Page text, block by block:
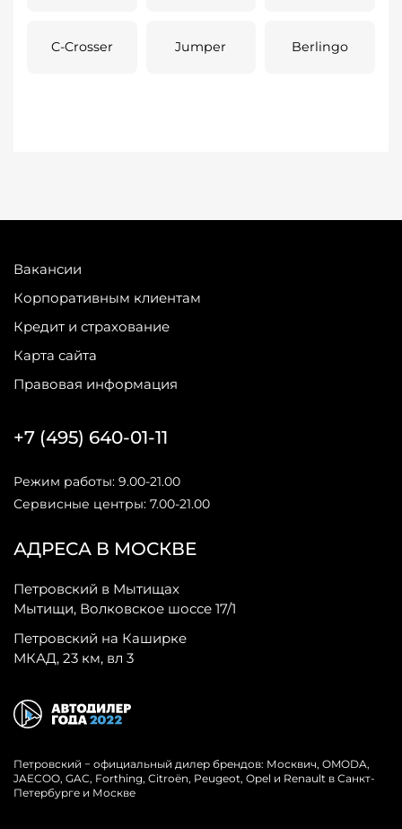
C-Crosser Jumper Berlingo
Вакансии
Корпоративным клиентам
Кредит и страхование
Карта сайта
Правовая информация
АДРЕСА В МОСКВЕ
Петровский в Мытищах
Мытищи, Волковское шоссе 17/1
Петровский на Каширке
МКАД, 23 км, вл 3
+7 (495) 640-01-11
Режим работы: 9.00-21.00
Сервисные центры: 7.00-21.00
Петровский − официальный дилер брендов: Москвич, OMODA,
JAECOO, GAC, Forthing, Citroёn, Peugeot, Opel и Renault в Санкт-
Петербурге и Москве